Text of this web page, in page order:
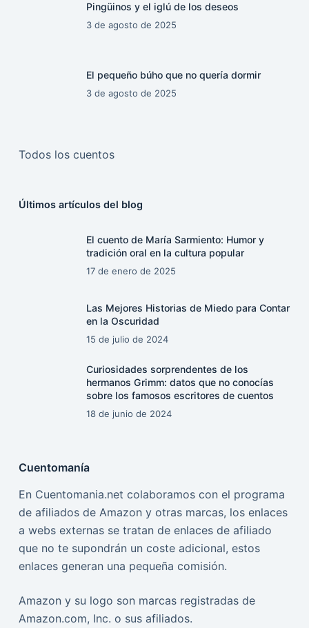
Pingüinos y el iglú de los deseos
3 de agosto de 2025
El pequeño búho que no quería dormir
3 de agosto de 2025
Todos los cuentos
Últimos artículos del blog
El cuento de María Sarmiento: Humor y
tradición oral en la cultura popular
17 de enero de 2025
Las Mejores Historias de Miedo para Contar
en la Oscuridad
15 de julio de 2024
Curiosidades sorprendentes de los
hermanos Grimm: datos que no conocías
sobre los famosos escritores de cuentos
18 de junio de 2024
Cuentomanía
En Cuentomania.net colaboramos con el programa
de afiliados de Amazon y otras marcas, los enlaces
a webs externas se tratan de enlaces de afiliado
que no te supondrán un coste adicional, estos
enlaces generan una pequeña comisión.
Amazon y su logo son marcas registradas de
Amazon.com, Inc. o sus afiliados.